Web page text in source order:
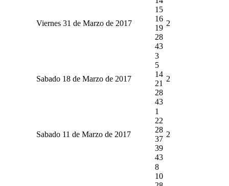
Viernes 31 de Marzo de 2017
15
16
19
28
43
2
Sabado 18 de Marzo de 2017
3
5
14
21
28
43
2
Sabado 11 de Marzo de 2017
1
22
28
37
39
43
2
8
10